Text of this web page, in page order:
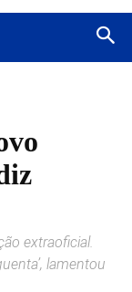
extraoficial.
lamentou